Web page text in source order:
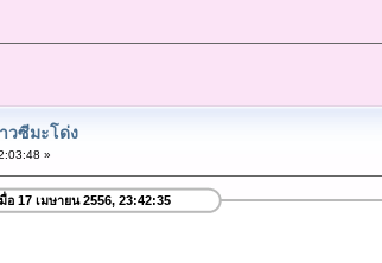
วซีมะโด่ง
»
อ 17 เมษายน 2556, 23:42:35